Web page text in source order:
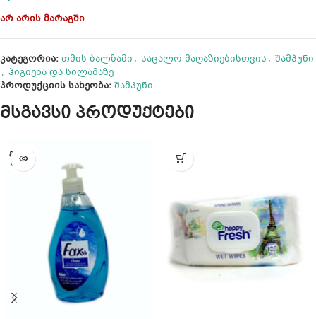
არ არის მარაგში
კატეგორია: თმის ბალზამი , საცალო მაღაზიებისთვის , შამპუნი
, ჰიგიენა და სილამაზე
პროდუქციის სახეობა: შამპუნი
მსგავსი პროდუქტები
ᲒᲐᲧᲘᲓ
ᲣᲚᲘᲐ